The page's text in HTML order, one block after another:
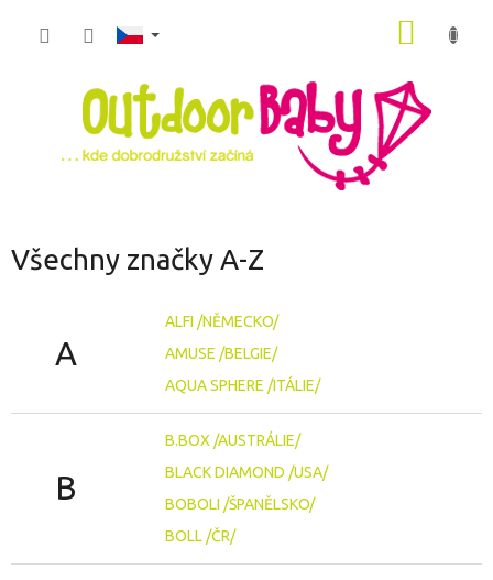
Všechny značky A-Z
A
ALFI /NĚMECKO/
AMUSE /BELGIE/
AQUA SPHERE /ITÁLIE/
B
B.BOX /AUSTRÁLIE/
BLACK DIAMOND /USA/
BOBOLI /ŠPANĚLSKO/
BOLL /ČR/